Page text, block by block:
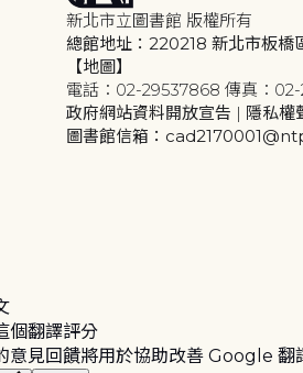
新北市立圖書館 版權所有
總館地址：220218 新北市板橋
【地圖】
電話：02-29537868 傳真：
政府網站資料開放宣告 | 隱私權
圖書館信箱：
個翻譯評分
意見回饋將用於協助改善 Google 翻